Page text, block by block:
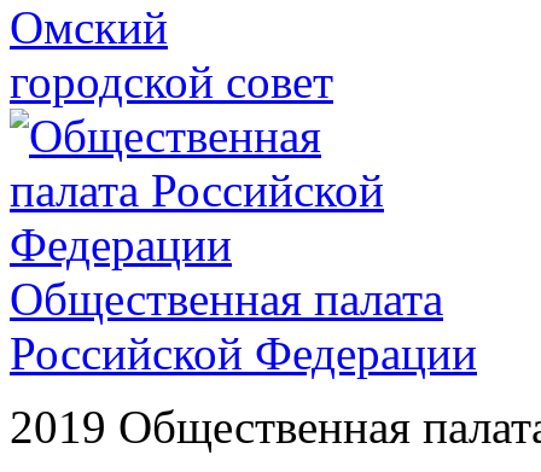
Омский
городской совет
Общественная палата
Российской Федерации
2019 Общественная